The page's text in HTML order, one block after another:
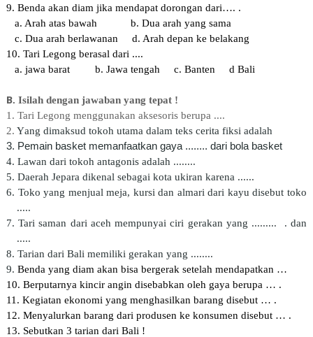
9. Benda akan diam jika mendapat dorongan dari…. .
a. Arah atas bawah
b. Dua arah yang sama
c. Dua arah berlawanan
d. Arah depan ke belakang
10. Tari Legong berasal dari ....
a. jawa barat
b. Jawa tengah c. Banten d Bali
B. Isilah dengan jawaban yang tepat !
1. Tari Legong menggunakan aksesoris berupa ....
2. Yang dimaksud tokoh utama dalam teks cerita fiksi adalah
3. Pemain basket memanfaatkan gaya ........ dari bola basket
4. Lawan dari tokoh antagonis adalah ........
5. Daerah Jepara dikenal sebagai kota ukiran karena ......
6. Toko yang menjual meja, kursi dan almari dari kayu disebut toko
.....
7. Tari saman dari aceh mempunyai ciri gerakan yang .........
. dan
.....
8. Tarian dari Bali memiliki gerakan yang ........
9. Benda yang diam akan bisa bergerak setelah mendapatkan …
10. Berputarnya kincir angin disebabkan oleh gaya berupa … .
11. Kegiatan ekonomi yang menghasilkan barang disebut … .
12. Menyalurkan barang dari produsen ke konsumen disebut … .
13. Sebutkan 3 tarian dari Bali !